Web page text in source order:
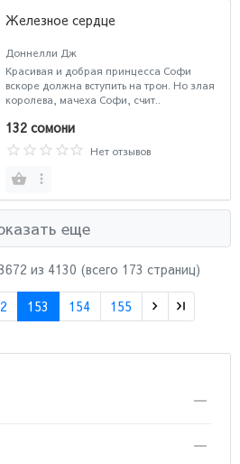
Железное сердце
Доннелли Дж
Красивая и добрая принцесса Софи
вскоре должна вступить на трон. Но злая
королева, мачеха Софи, счит..
132 сомони
Нет отзывов
еще
из 4130 (всего 173 страниц)
153 154 155